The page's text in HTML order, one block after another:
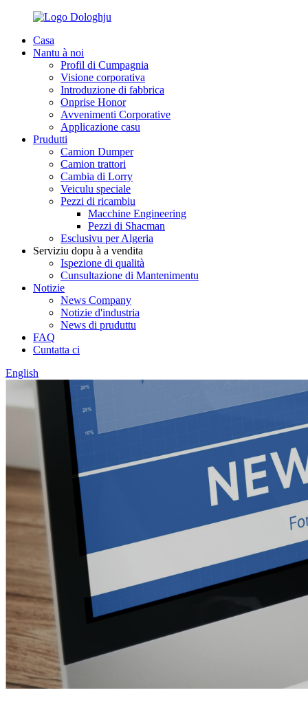
Casa
Nantu à noi
Profil di Cumpagnia
Visione corporativa
Introduzione di fabbrica
Onprise Honor
Avvenimenti Corporative
Applicazione casu
Prudutti
Camion Dumper
Camion trattori
Cambia di Lorry
Veiculu speciale
Pezzi di ricambiu
Macchine Engineering
Pezzi di Shacman
Esclusivu per Algeria
Serviziu dopu à a vendita
Ispezione di qualità
Cunsultazione di Mantenimentu
Notizie
News Company
Notizie d'industria
News di pruduttu
FAQ
Cuntatta ci
English